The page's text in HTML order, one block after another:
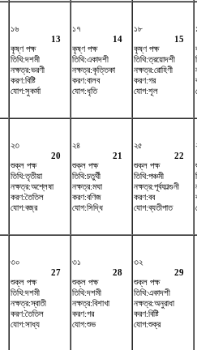
১৬
13
কৃষ্ণ পক্ষ
তিথি:দশমী
নক্ষত্র:ভরণী
করণ:বিষ্টি
যোগ:সুকর্মা
১৭
14
কৃষ্ণ পক্ষ
তিথি:একাদশী
নক্ষত্র:কৃত্তিকা
করণ:বালব
যোগ:ধৃতি
১৮
15
কৃষ্ণ পক্ষ
তিথি:ত্রয়োদশী
নক্ষত্র:রোহিণী
করণ:গর
যোগ:শূল
২৩
20
শুক্ল পক্ষ
তিথি:তৃতীয়া
নক্ষত্র:অশ্লেষা
করণ:তৈতিল
যোগ:বজ্র
২৪
21
শুক্ল পক্ষ
তিথি:চতুর্থী
নক্ষত্র:মঘা
করণ:বণিজ
যোগ:সিদ্ধি
২৫
22
শুক্ল পক্ষ
তিথি:পঞ্চমী
নক্ষত্র:পূর্বফাল্গুনী
করণ:বব
যোগ:ব্যতীপাত
৩০
27
শুক্ল পক্ষ
তিথি:দশমী
নক্ষত্র:স্বাতী
করণ:তৈতিল
যোগ:সাধ্য
৩১
28
শুক্ল পক্ষ
তিথি:দশমী
নক্ষত্র:বিশাখা
করণ:গর
যোগ:শুভ
৩২
29
শুক্ল পক্ষ
তিথি:একাদশী
নক্ষত্র:অনুরাধা
করণ:বিষ্টি
যোগ:শুক্র